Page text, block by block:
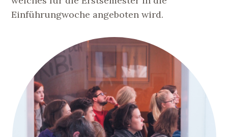
Einführungwoche angeboten wird.